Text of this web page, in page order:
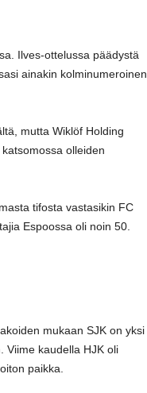
Ilves-ottelussa päädystä
ainakin kolminumeroinen
mutta Wiklöf Holding
olleiden
tifosta vastasikin FC
Espoossa oli noin 50.
mukaan SJK on yksi
Viime kaudella HJK oli
paikka.